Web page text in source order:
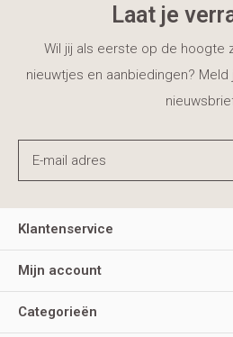
Laat je
Wil jij als eerste op de hoogte
nieuwtjes en aanbiedingen?
Klantenservice
Mijn account
Categorieën